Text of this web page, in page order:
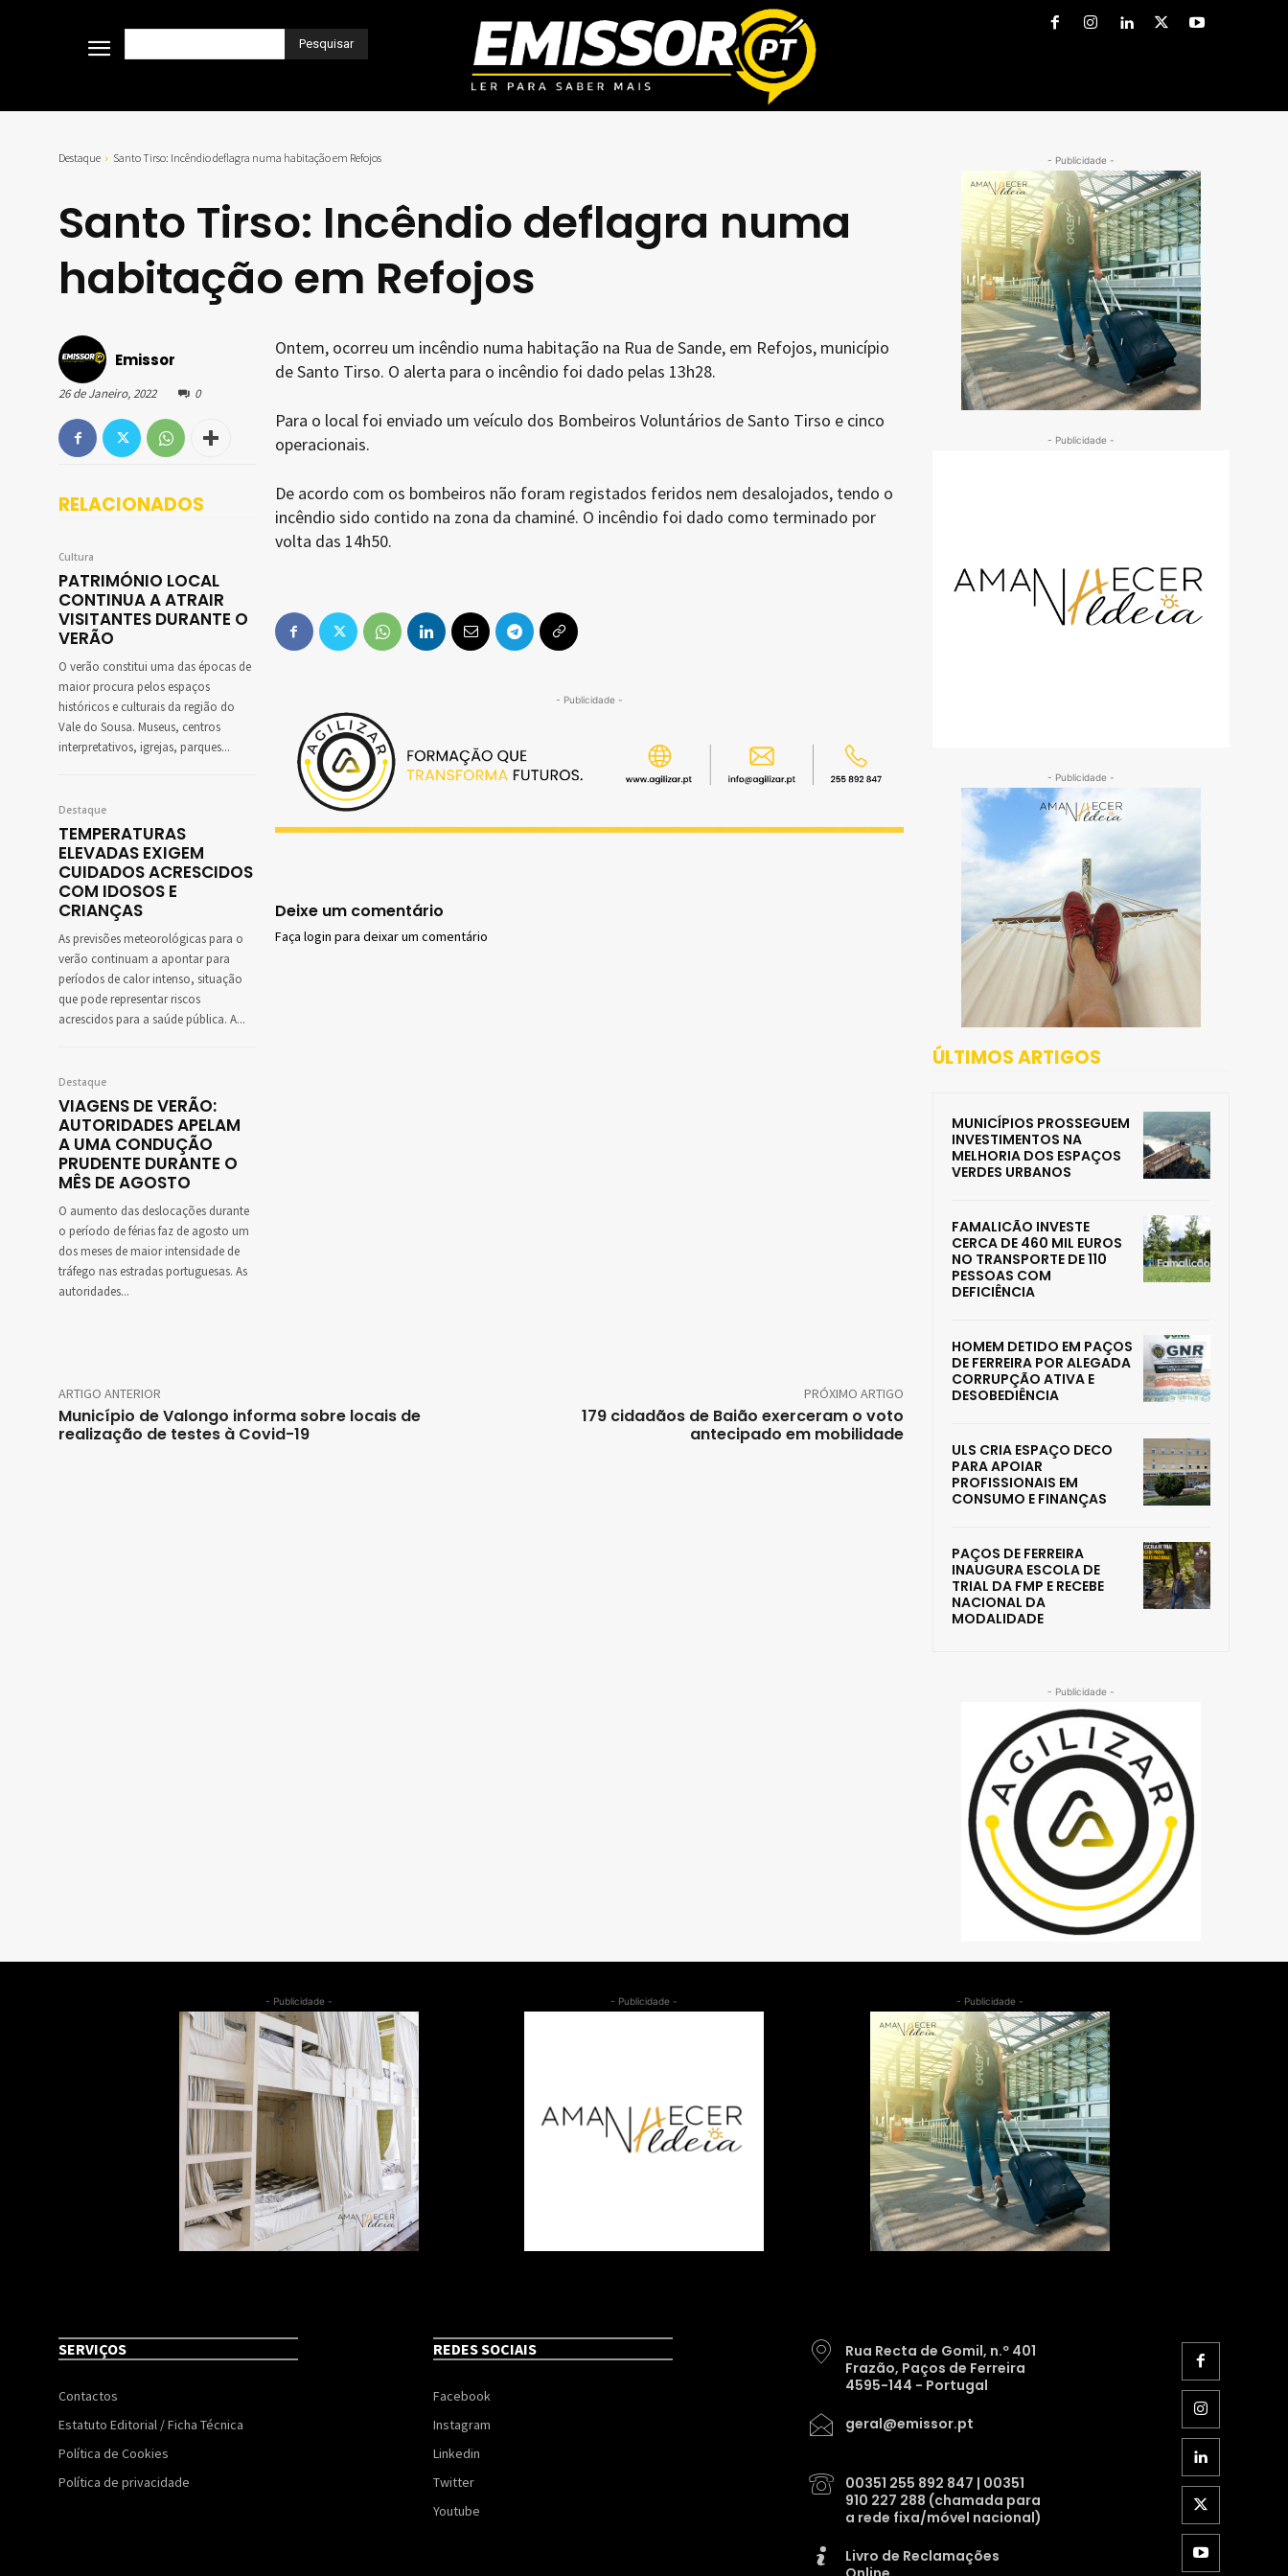
Pesquisar
Destaque Santo Tirso: Incêndio deflagra numa habitação em Refojos
Santo Tirso: Incêndio deflagra numa
habitação em Refojos
Emissor
26 de Janeiro, 2022 0
RELACIONADOS
Cultura
PATRIMÓNIO LOCAL
CONTINUA A ATRAIR
VISITANTES DURANTE O
VERÃO
O verão constitui uma das épocas de
maior procura pelos espaços
históricos e culturais da região do
Vale do Sousa. Museus, centros
interpretativos, igrejas, parques...
Destaque
TEMPERATURAS
ELEVADAS EXIGEM
CUIDADOS ACRESCIDOS
COM IDOSOS E
CRIANÇAS
As previsões meteorológicas para o
verão continuam a apontar para
períodos de calor intenso, situação
que pode representar riscos
acrescidos para a saúde pública. A...
Destaque
VIAGENS DE VERÃO:
AUTORIDADES APELAM
A UMA CONDUÇÃO
PRUDENTE DURANTE O
MÊS DE AGOSTO
O aumento das deslocações durante
o período de férias faz de agosto um
dos meses de maior intensidade de
tráfego nas estradas portuguesas. As
autoridades...
Ontem, ocorreu um incêndio numa habitação na Rua de Sande, em Refojos, município
de Santo Tirso. O alerta para o incêndio foi dado pelas 13h28.
Para o local foi enviado um veículo dos Bombeiros Voluntários de Santo Tirso e cinco
operacionais.
De acordo com os bombeiros não foram registados feridos nem desalojados, tendo o
incêndio sido contido na zona da chaminé. O incêndio foi dado como terminado por
volta das 14h50.
- Publicidade -
Deixe um comentário
Faça login para deixar um comentário
ARTIGO ANTERIOR
Município de Valongo informa sobre locais de
realização de testes à Covid-19
PRÓXIMO ARTIGO
179 cidadãos de Baião exerceram o voto
antecipado em mobilidade
- Publicidade -
- Publicidade -
- Publicidade -
ÚLTIMOS ARTIGOS
MUNICÍPIOS PROSSEGUEM
INVESTIMENTOS NA
MELHORIA DOS ESPAÇOS
VERDES URBANOS
FAMALICÃO INVESTE
CERCA DE 460 MIL EUROS
NO TRANSPORTE DE 110
PESSOAS COM
DEFICIÊNCIA
HOMEM DETIDO EM PAÇOS
DE FERREIRA POR ALEGADA
CORRUPÇÃO ATIVA E
DESOBEDIÊNCIA
ULS CRIA ESPAÇO DECO
PARA APOIAR
PROFISSIONAIS EM
CONSUMO E FINANÇAS
PAÇOS DE FERREIRA
INAUGURA ESCOLA DE
TRIAL DA FMP E RECEBE
NACIONAL DA
MODALIDADE
- Publicidade -
- Publicidade - - Publicidade - - Publicidade -
SERVIÇOS
Contactos
Estatuto Editorial / Ficha Técnica
Política de Cookies
Política de privacidade
REDES SOCIAIS
Facebook
Instagram
Linkedin
Twitter
Youtube
Rua Recta de Gomil, n.º 401
Frazão, Paços de Ferreira
4595-144 - Portugal
geral@emissor.pt
00351 255 892 847 | 00351
910 227 288 (chamada para
a rede fixa/móvel nacional)
Livro de Reclamações